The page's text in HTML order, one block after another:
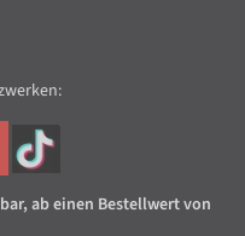
ab einen Bestellwert von